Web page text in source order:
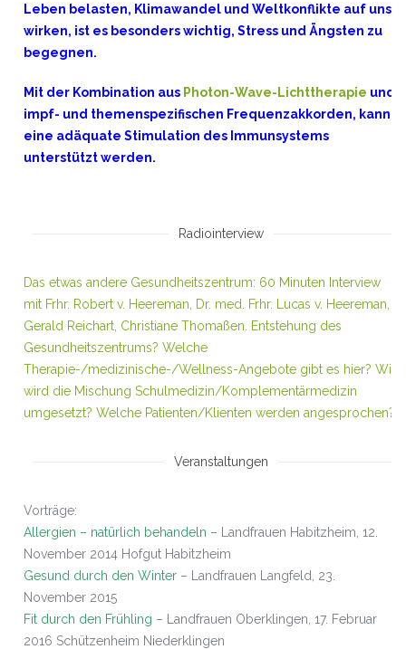
Leben belasten, Klimawandel und Weltkonflikte auf uns
wirken, ist es besonders wichtig, Stress und Ängsten zu
begegnen.
Mit der Kombination ausPhoton-Wave-Lichttherapie und
impf- und themenspezifischen Frequenzakkorden, kann
eine adäquate Stimulation des Immunsystems
unterstützt werden.
Radiointerview
Das etwas andere Gesundheitszentrum: 60 Minuten Interview
mit Frhr. Robert v. Heereman, Dr. med. Frhr. Lucas v. Heereman,
Gerald Reichart, Christiane Thomaßen. Entstehung des
Gesundheitszentrums? Welche
Therapie-/medizinische-/Wellness-Angebote gibt es hier? Wie
wird die Mischung Schulmedizin/Komplementärmedizin
umgesetzt? Welche Patienten/Klienten werden angesprochen?
Veranstaltungen
Vorträge:
Allergien – natürlich behandeln – Landfrauen Habitzheim, 12.
November 2014 Hofgut Habitzheim
Gesund durch den Winter– Landfrauen Langfeld, 23.
November 2015
Fit durch den Frühling – Landfrauen Oberklingen, 17. Februar
2016 Schützenheim Niederklingen